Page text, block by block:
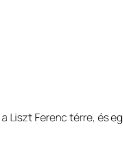
Liszt Ferenc térre,